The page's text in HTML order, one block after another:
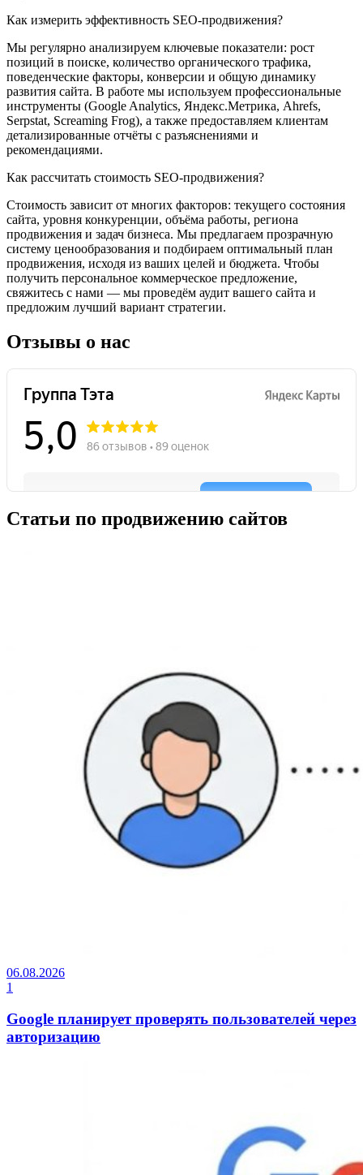
Как измерить эффективность SEO-продвижения?
Мы регулярно анализируем ключевые показатели: рост
позиций в поиске, количество органического трафика,
поведенческие факторы, конверсии и общую динамику
развития сайта. В работе мы используем профессиональные
инструменты (Google Analytics, Яндекс.Метрика, Ahrefs,
Serpstat, Screaming Frog), а также предоставляем клиентам
детализированные отчёты с разъяснениями и
рекомендациями.
Как рассчитать стоимость SEO-продвижения?
Стоимость зависит от многих факторов: текущего состояния
сайта, уровня конкуренции, объёма работы, региона
продвижения и задач бизнеса. Мы предлагаем прозрачную
систему ценообразования и подбираем оптимальный план
продвижения, исходя из ваших целей и бюджета. Чтобы
получить персональное коммерческое предложение,
свяжитесь с нами — мы проведём аудит вашего сайта и
предложим лучший вариант стратегии.
Отзывы о нас
Статьи по продвижению сайтов
06.08.2026
1
Google планирует проверять пользователей через
авторизацию